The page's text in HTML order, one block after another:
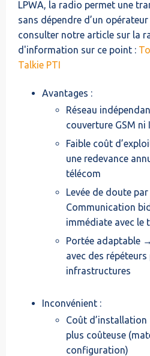
LPWA, la radio permet une
sans dépendre d’un
consulter notre article sur la
d'information sur ce point :
Talkie PTI
Avantages :
Réseau
couverture GSM ni
Faible coût
une redevance
télécom
Levée de doute
Communication
immédiate avec le
Portée adaptable
avec des
infrastructures
Inconvénient :
Coût
plus coûteuse
configuration)